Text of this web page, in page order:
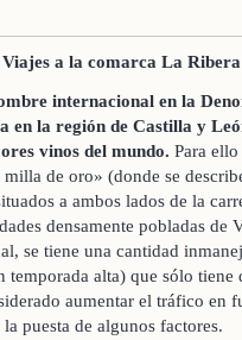
Viajes a la comarca La
internacional en la
en la región de Castilla y
vinos del mundo. Para
de oro» (donde se
a ambos lados de la
densamente pobladas de
se tiene una cantidad
temporada alta) que sólo tiene
aumentar el tráfico en
puesta de algunos factores.